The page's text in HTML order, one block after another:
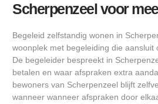
Scherpenzeel voor
Begeleid zelfstandig wonen in
woonplek met begeleiding die aansluit
De begeleider bespreekt in
betalen en waar afspraken extra
bewoners van Scherpenzeel blijft
wanneer wanneer afspraken door